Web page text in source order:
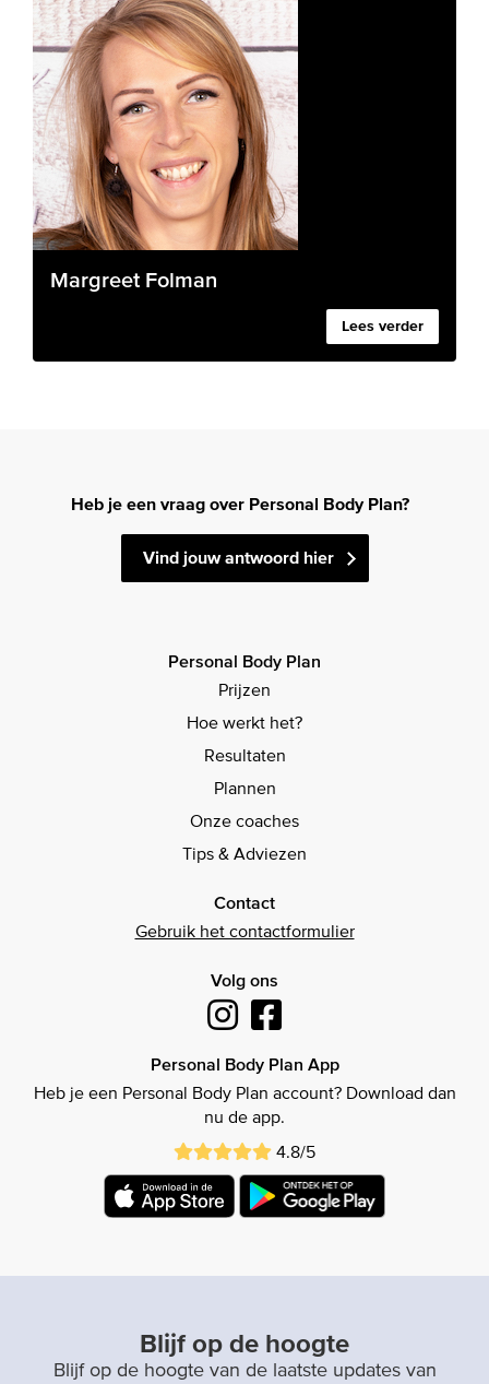
Margreet Folman
Lees verder
Heb je een vraag over Personal Body Plan?
Vind jouw antwoord hier
Personal Body Plan
Prijzen
Hoe werkt het?
Resultaten
Plannen
Onze coaches
Tips & Adviezen
Contact
Gebruik het contactformulier
Volg ons
Personal Body Plan App
Heb je een Personal Body Plan account? Download dan
nu de app.
4.8/5
Blijf op de hoogte
Blijf op de hoogte van de laatste updates van